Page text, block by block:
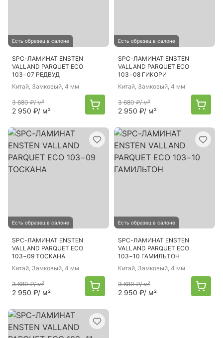
Есть образец в салоне
SPC-ЛАМИНАТ ENSTEN
VALLAND PARQUET ECO
103−07 РЕДВУД
Китай, Замковый, 4 мм
3 680 ₽/ м²
2 950 ₽/ м²
Есть образец в салоне
SPC-ЛАМИНАТ ENSTEN
VALLAND PARQUET ECO
103−08 ГИКОРИ
Китай, Замковый, 4 мм
3 680 ₽/ м²
2 950 ₽/ м²
Есть образец в салоне
SPC-ЛАМИНАТ ENSTEN
VALLAND PARQUET ECO
103−09 ТОСКАНА
Китай, Замковый, 4 мм
3 680 ₽/ м²
2 950 ₽/ м²
Есть образец в салоне
SPC-ЛАМИНАТ ENSTEN
VALLAND PARQUET ECO
103−10 ГАМИЛЬТОН
Китай, Замковый, 4 мм
3 680 ₽/ м²
2 950 ₽/ м²